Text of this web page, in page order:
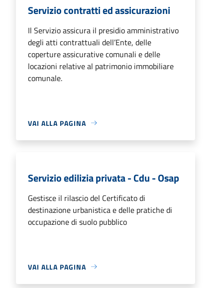
Servizio contratti ed assicurazioni
Il Servizio assicura il presidio amministrativo
degli atti contrattuali dell’Ente, delle
coperture assicurative comunali e delle
locazioni relative al patrimonio immobiliare
comunale.
VAI ALLA PAGINA
Servizio edilizia privata - Cdu - Osap
Gestisce il rilascio del Certificato di
destinazione urbanistica e delle pratiche di
occupazione di suolo pubblico
VAI ALLA PAGINA